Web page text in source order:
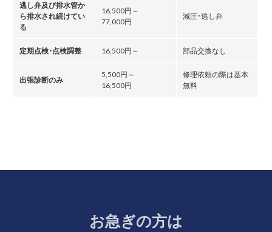
逃し弁及び排水管か
ら排水され続けてい
る
16,500円～
77,000円
減圧・逃し弁
定期点検・点検調整 16,500円～ 部品交換なし
出張診断のみ
5,500円～
16,500円
修理依頼の際は基本
無料
お急ぎの方は